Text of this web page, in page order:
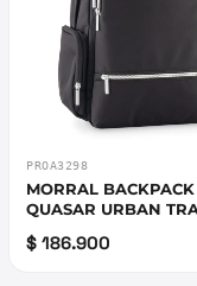
PROA3298
MORRAL BACKPACK
QUASAR URBAN
$ 186.900